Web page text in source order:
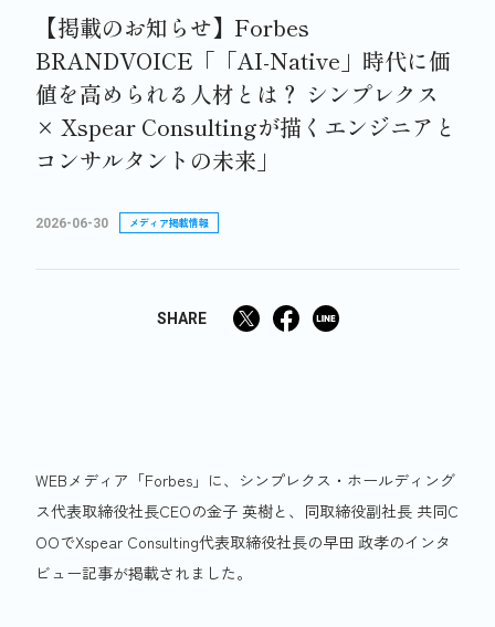
【掲載のお知らせ】Forbes
BRANDVOICE「「AI-Native」時代に価
値を高められる人材とは？ シンプレクス
× Xspear Consultingが描くエンジニアと
コンサルタントの未来」
2026-06-30 メディア掲載情報
SHARE
WEBメディア「Forbes」に、シンプレクス・ホールディング
ス代表取締役社長CEOの金子 英樹と、同取締役副社長 共同C
OOでXspear Consulting代表取締役社長の早田 政孝のインタ
ビュー記事が掲載されました。